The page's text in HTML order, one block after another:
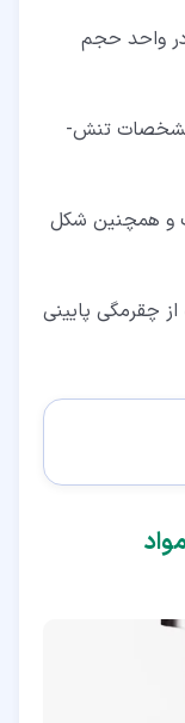
در واحد حجم
مشخصات تنش-
و همچنین شکل
چقرمگی پایینی